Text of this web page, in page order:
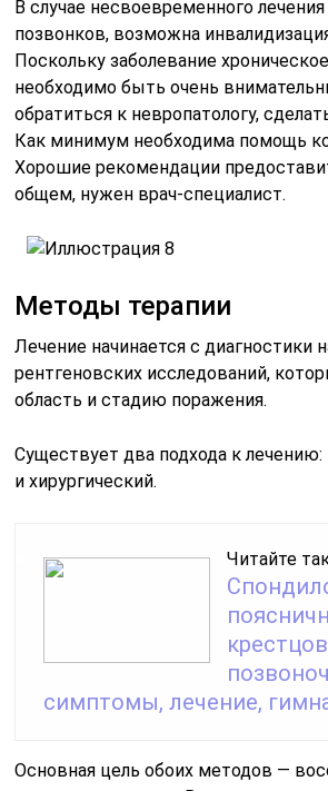
В случае несвоевременного
позвонков, возможна
Поскольку заболевание
необходимо быть очень
обратиться к невропатологу,
Как минимум необходима помощь
Хорошие рекомендации
общем, нужен врач-специалист.
Методы терапии
Лечение начинается с диагностики
рентгеновских исследований,
область и стадию поражения.
Существует два подхода к
и хирургический.
Читайте
симптомы, лечение,
Основная цель обоих методов —